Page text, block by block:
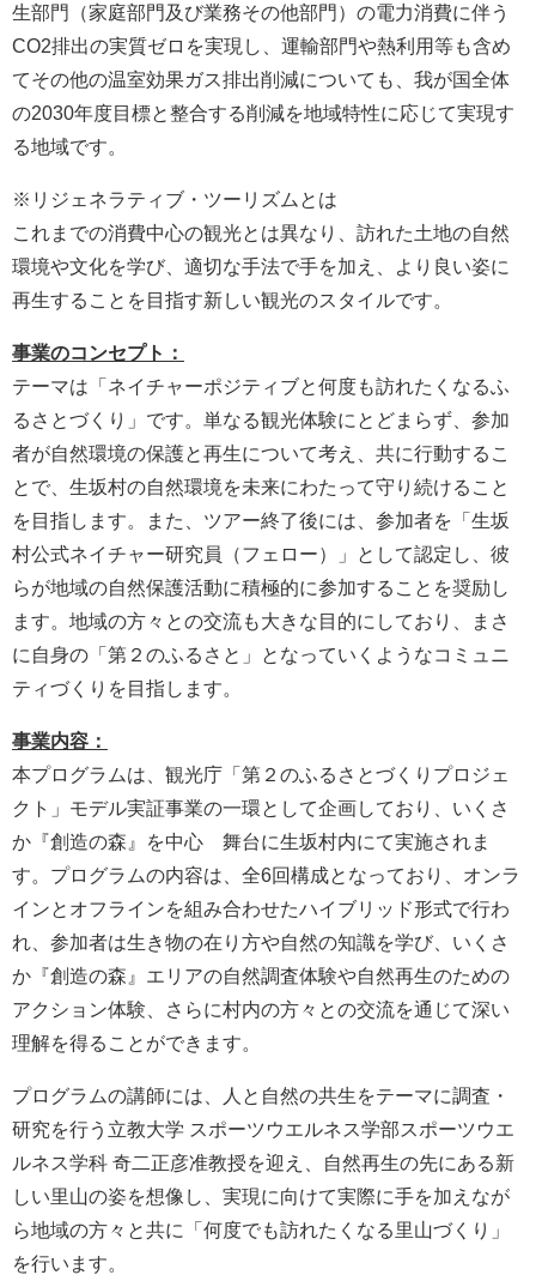
生部門（家庭部門及び業務その他部門）の電力消費に伴う
CO2排出の実質ゼロを実現し、運輸部門や熱利用等も含め
てその他の温室効果ガス排出削減についても、我が国全体
の2030年度目標と整合する削減を地域特性に応じて実現す
る地域です。
※リジェネラティブ・ツーリズムとは
これまでの消費中心の観光とは異なり、訪れた土地の自然
環境や文化を学び、適切な手法で手を加え、より良い姿に
再生することを目指す新しい観光のスタイルです。​
事業のコンセプト：
テーマは「ネイチャーポジティブと何度も訪れたくなるふ
るさとづくり」です。単なる観光体験にとどまらず、参加
者が自然環境の保護と再生について考え、共に行動するこ
とで、生坂村の自然環境を未来にわたって守り続けること
を目指します。また、ツアー終了後には、参加者を「生坂
村公式ネイチャー研究員（フェロー）」として認定し、彼
らが地域の自然保護活動に積極的に参加することを奨励し
ます。地域の方々との交流も大きな目的にしており、まさ
に自身の「第２のふるさと」となっていくようなコミュニ
ティづくりを目指します。
事業内容：
本プログラムは、観光庁「第２のふるさとづくりプロジェ
クト」モデル実証事業の一環として企画しており、いくさ
か『創造の森』を中心 舞台に生坂村内にて実施されま
す。プログラムの内容は、全6回構成となっており、オンラ
インとオフラインを組み合わせたハイブリッド形式で行わ
れ、参加者は生き物の在り方や自然の知識を学び、いくさ
か『創造の森』エリアの自然調査体験や自然再生のための
アクション体験、さらに村内の方々との交流を通じて深い
理解を得ることができます。
プログラムの講師には、人と自然の共生をテーマに調査・
研究を行う立教大学 スポーツウエルネス学部スポーツウエ
ルネス学科 奇二正彦准教授を迎え、自然再生の先にある新
しい里山の姿を想像し、実現に向けて実際に手を加えなが
ら地域の方々と共に「何度でも訪れたくなる里山づくり」
を行います。